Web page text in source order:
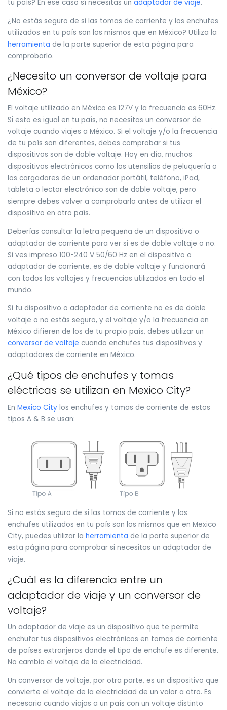
tu país? En ese caso sí necesitas un adaptador de viaje.
¿No estás seguro de si las tomas de corriente y los enchufes
utilizados en tu país son los mismos que en México? Utiliza la
herramienta de la parte superior de esta página para
comprobarlo.
¿Necesito un conversor de voltaje para
México?
El voltaje utilizado en México es 127V y la frecuencia es 60Hz.
Si esto es igual en tu país, no necesitas un conversor de
voltaje cuando viajes a México. Si el voltaje y/o la frecuencia
de tu país son diferentes, debes comprobar si tus
dispositivos son de doble voltaje. Hoy en día, muchos
dispositivos electrónicos como los utensilios de peluquería o
los cargadores de un ordenador portátil, teléfono, iPad,
tableta o lector electrónico son de doble voltaje, pero
siempre debes volver a comprobarlo antes de utilizar el
dispositivo en otro país.
Deberías consultar la letra pequeña de un dispositivo o
adaptador de corriente para ver si es de doble voltaje o no.
Si ves impreso 100-240 V 50/60 Hz en el dispositivo o
adaptador de corriente, es de doble voltaje y funcionará
con todos los voltajes y frecuencias utilizados en todo el
mundo.
Si tu dispositivo o adaptador de corriente no es de doble
voltaje o no estás seguro, y el voltaje y/o la frecuencia en
México difieren de los de tu propio país, debes utilizar un
conversor de voltaje cuando enchufes tus dispositivos y
adaptadores de corriente en México.
¿Qué tipos de enchufes y tomas
eléctricas se utilizan en Mexico City?
En Mexico City los enchufes y tomas de corriente de estos
tipos A & B se usan:
Si no estás seguro de si las tomas de corriente y los
enchufes utilizados en tu país son los mismos que en Mexico
City, puedes utilizar la herramienta de la parte superior de
esta página para comprobar si necesitas un adaptador de
viaje.
¿Cuál es la diferencia entre un
adaptador de viaje y un conversor de
voltaje?
Un adaptador de viaje es un dispositivo que te permite
enchufar tus dispositivos electrónicos en tomas de corriente
de países extranjeros donde el tipo de enchufe es diferente.
No cambia el voltaje de la electricidad.
Un conversor de voltaje, por otra parte, es un dispositivo que
convierte el voltaje de la electricidad de un valor a otro. Es
necesario cuando viajas a un país con un voltaje distinto